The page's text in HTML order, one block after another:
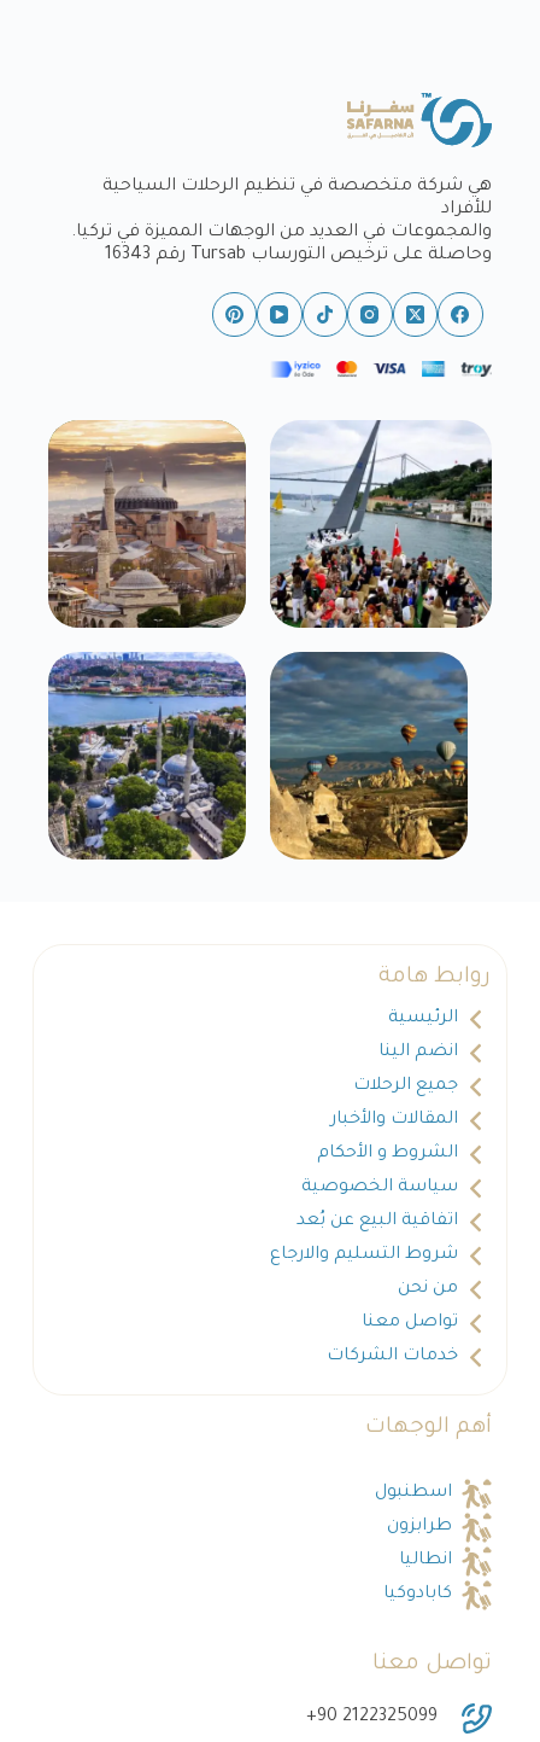
هي شركة متخصصة في تنظيم الرحلات السياحية
للأفراد
والمجموعات في العديد من الوجهات المميزة في تركيا.
وحاصلة على ترخيص التورساب Tursab رقم 16343
روابط هامة
الرئيسية
انضم الينا
جميع الرحلات
المقالات والأخبار
الشروط و الأحكام
سياسة الخصوصية
اتفاقية البيع عن بُعد
شروط التسليم والارجاع
من نحن
تواصل معنا
خدمات الشركات
أهم الوجهات
اسطنبول
طرابزون
انطاليا
كابادوكيا
تواصل معنا
‎+90 2122325099